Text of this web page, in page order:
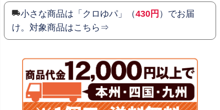
小さな商品は「クロゆパ」（430円 ）でお届
け。対象商品はこちら⇒